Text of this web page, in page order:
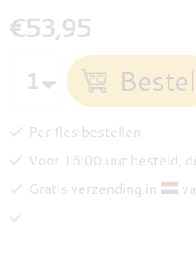
€53,95
Per fles bestellen
Voor 16:00 uur besteld,
Gratis verzending in